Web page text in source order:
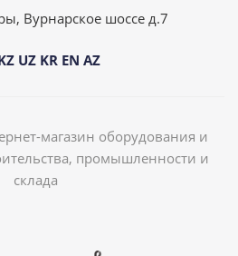
Вурнарское шоссе д.7
UZ KR EN AZ
магазин оборудования и
промышленности и
склада